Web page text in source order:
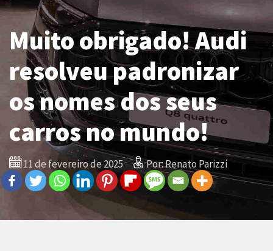
Muito obrigado! Audi
resolveu padronizar
os nomes dos seus
carros no mundo!
11 de fevereiro de 2025 Por: Renato Parizzi